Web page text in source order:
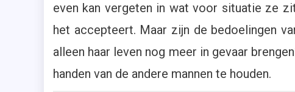
even kan vergeten in wat voor situatie ze
het accepteert. Maar zijn de bedoelingen
alleen haar leven nog meer in gevaar
handen van de andere mannen te houden.